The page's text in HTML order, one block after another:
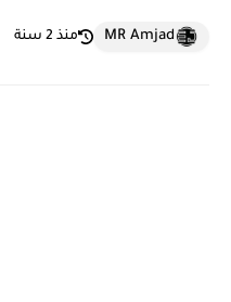
MR Amjad منذ 2 سنة